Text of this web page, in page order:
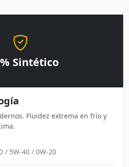
Sintético
Fluidez extrema en frío y
/ 5W-40 / 0W-20